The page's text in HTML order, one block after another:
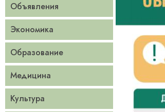
Объявления
Экономика
Образование
Медицина
Культура